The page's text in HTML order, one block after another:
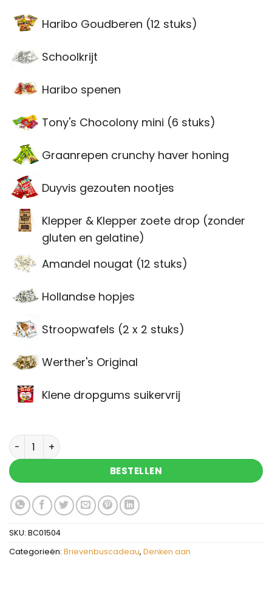
Haribo Goudberen (12 stuks)
Schoolkrijt
Haribo spenen
Tony's Chocolony mini (6 stuks)
Graanrepen crunchy haver honing
Duyvis gezouten nootjes
Klepper & Klepper zoete drop (zonder
gluten en gelatine)
Amandel nougat (12 stuks)
Hollandse hopjes
Stroopwafels (2 x 2 stuks)
Werther's Original
Klene dropgums suikervrij
Brievenbuscadeau vol zoete verwennerij -
BESTELLEN
SKU: BC01504
Categorieën: Brievenbuscadeau, Denken aan